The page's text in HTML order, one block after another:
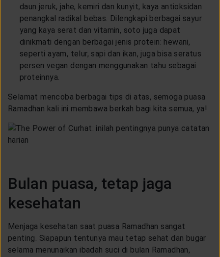
daun jeruk, jahe, kemiri dan kunyit, kaya antioksidan
penangkal radikal bebas. Dilengkapi berbagai sayur
yang kaya serat dan vitamin, soto juga dapat
dinikmati dengan berbagai jenis protein: hewani,
seperti ayam, telur, sapi dan ikan, juga bisa seratus
persen vegan dengan menggunakan tahu sebagai
proteinnya.
Selamat mencoba berbagai tips di atas, semoga puasa
Ramadhan kali ini membawa berkah bagi kita semua, ya!
Bulan puasa, tetap jaga
kesehatan
Menjaga kesehatan saat puasa Ramadhan sangat
penting. Siapapun tentunya mau tetap sehat dan bugar
selama menunaikan ibadah suci di bulan Ramadhan,